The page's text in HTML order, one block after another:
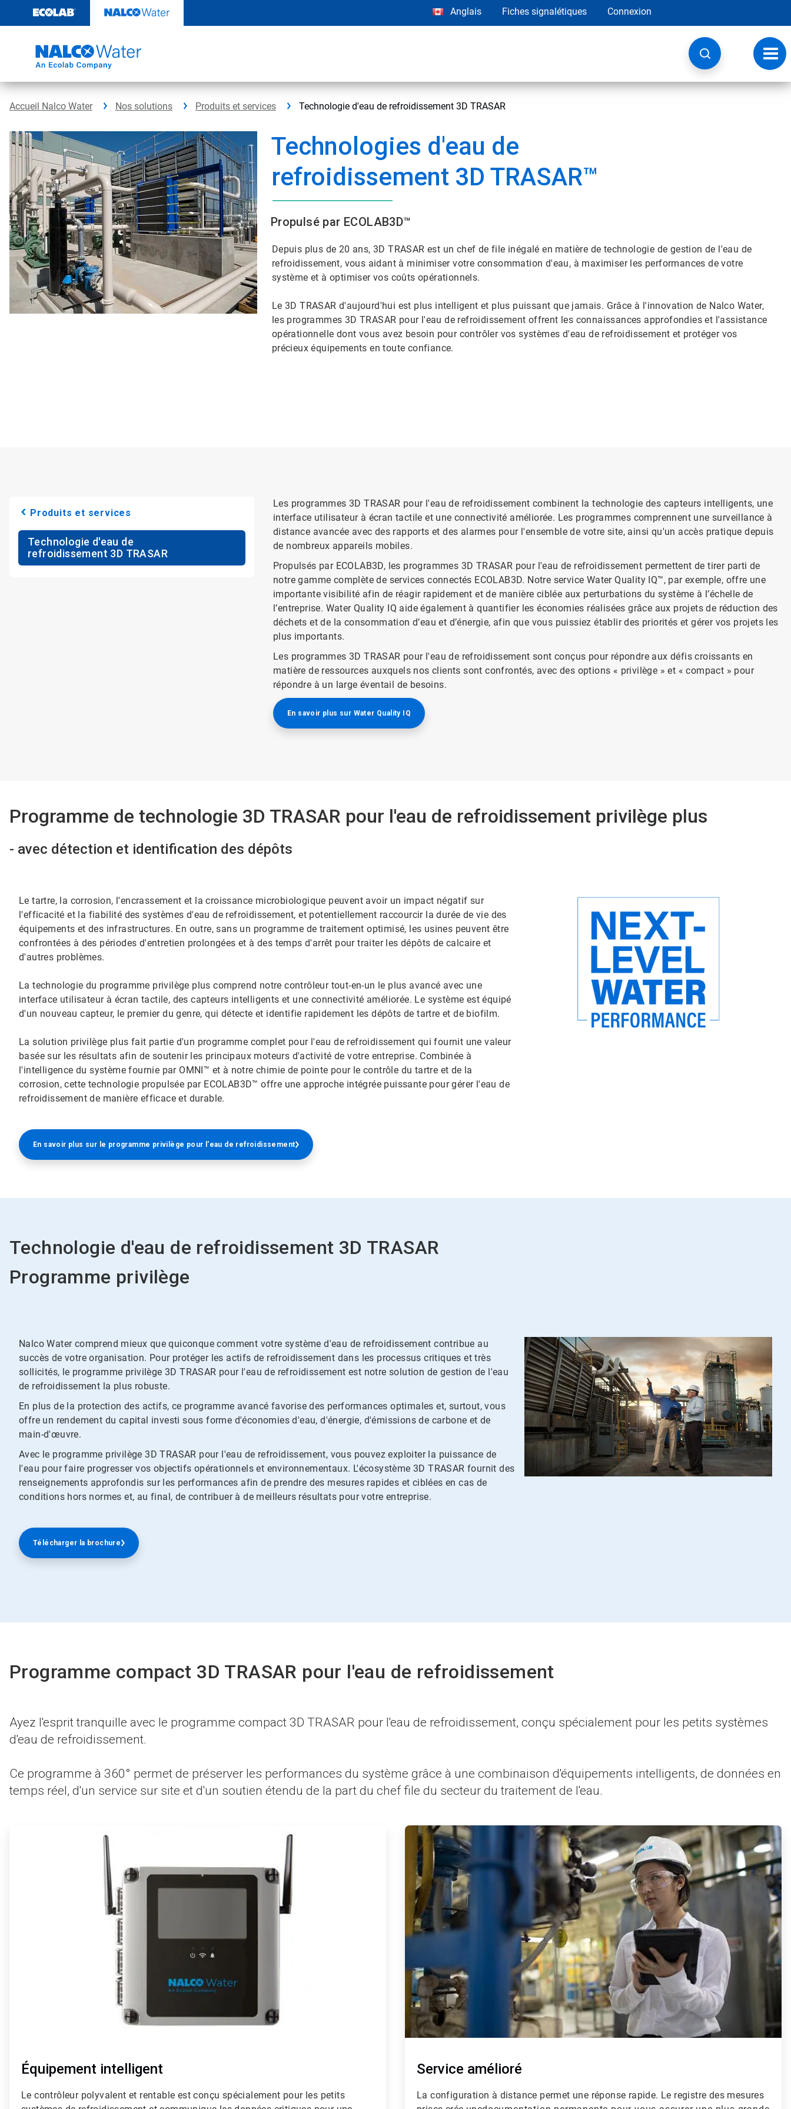
contenu​​​​​​​
Anglais Fiches signalétiques Connexion
à
Accueil Nalco Water Nos solutions Produits et services Technologie d'eau de refroidissement 3D TRASAR
Technologies d'eau de
refroidissement 3D TRASAR™
Propulsé par ECOLAB3D™
Depuis plus de 20 ans, 3D TRASAR est un chef de file inégalé en matière de technologie de gestion de l'eau de
refroidissement, vous aidant à minimiser votre consommation d'eau, à maximiser les performances de votre
système et à optimiser vos coûts opérationnels.
Le 3D TRASAR d'aujourd'hui est plus intelligent et plus puissant que jamais. Grâce à l'innovation de Nalco Water,
les programmes 3D TRASAR pour l'eau de refroidissement offrent les connaissances approfondies et l'assistance
opérationnelle dont vous avez besoin pour contrôler vos systèmes d'eau de refroidissement et protéger vos
précieux équipements en toute confiance.
Produits et services
Technologie d'eau de
refroidissement 3D TRASAR
Les programmes 3D TRASAR pour l'eau de refroidissement combinent la technologie des capteurs intelligents, une
interface utilisateur à écran tactile et une connectivité améliorée. Les programmes comprennent une surveillance à
distance avancée avec des rapports et des alarmes pour l'ensemble de votre site, ainsi qu'un accès pratique depuis
de nombreux appareils mobiles.
Propulsés par ECOLAB3D, les programmes 3D TRASAR pour l'eau de refroidissement permettent de tirer parti de
notre gamme complète de services connectés ECOLAB3D. Notre service Water Quality IQ™, par exemple, offre une
importante visibilité afin de réagir rapidement et de manière ciblée aux perturbations du système à l’échelle de
l’entreprise. Water Quality IQ aide également à quantifier les économies réalisées grâce aux projets de réduction des
déchets et de la consommation d’eau et d’énergie, afin que vous puissiez établir des priorités et gérer vos projets les
plus importants.
Les programmes 3D TRASAR pour l'eau de refroidissement sont conçus pour répondre aux défis croissants en
matière de ressources auxquels nos clients sont confrontés, avec des options « privilège » et « compact » pour
répondre à un large éventail de besoins.
En savoir plus sur Water Quality IQ
Programme de technologie 3D TRASAR pour l'eau de refroidissement privilège plus
- avec détection et identification des dépôts​​​​​​​
Le tartre, la corrosion, l'encrassement et la croissance microbiologique peuvent avoir un impact négatif sur
l'efficacité et la fiabilité des systèmes d'eau de refroidissement, et potentiellement raccourcir la durée de vie des
équipements et des infrastructures.​​​​​​​ En outre, sans un programme de traitement optimisé, les usines peuvent être
confrontées à des périodes d'entretien prolongées et à des temps d'arrêt pour traiter les dépôts de calcaire et
d'autres problèmes.
La technologie du programme privilège plus comprend notre contrôleur tout-en-un le plus avancé avec une
interface utilisateur à écran tactile, des capteurs intelligents et une connectivité améliorée. Le système est équipé
d'un nouveau capteur, le premier du genre, qui détecte et identifie rapidement les dépôts de tartre et de biofilm. ​​​​​​​
La solution privilège plus fait partie d'un programme complet pour l'eau de refroidissement qui fournit une valeur
basée sur les résultats afin de soutenir les principaux moteurs d'activité de votre entreprise. Combinée à
l'intelligence du système fournie par OMNI™ et à notre chimie de pointe pour le contrôle du tartre et de la
corrosion, cette technologie propulsée par ECOLAB3D™ offre une approche intégrée puissante pour gérer l'eau de
refroidissement de manière efficace et durable.​​​​​​​
En savoir plus sur le programme privilège pour l'eau de refroidissement
Technologie d'eau de refroidissement 3D TRASAR
Programme privilège
Nalco Water comprend mieux que quiconque comment votre système d'eau de refroidissement contribue au
succès de votre organisation. Pour protéger les actifs de refroidissement dans les processus critiques et très
sollicités, le programme privilège 3D TRASAR pour l'eau de refroidissement est notre solution de gestion de l'eau
de refroidissement la plus robuste.
En plus de la protection des actifs, ce programme avancé favorise des performances optimales et, surtout, vous
offre un rendement du capital investi sous forme d'économies d'eau, d'énergie, d'émissions de carbone et de
main-d'œuvre.
Avec le programme privilège 3D TRASAR pour l'eau de refroidissement, vous pouvez exploiter la puissance de
l'eau pour faire progresser vos objectifs opérationnels et environnementaux. L'écosystème 3D TRASAR fournit des
renseignements approfondis sur les performances afin de prendre des mesures rapides et ciblées en cas de
conditions hors normes et, au final, de contribuer à de meilleurs résultats pour votre entreprise.
Télécharger la brochure
Programme compact 3D TRASAR pour l'eau de refroidissement
Ayez l'esprit tranquille avec le programme compact 3D TRASAR pour l'eau de refroidissement, conçu spécialement pour les petits systèmes
d'eau de refroidissement.
Ce programme à 360° permet de préserver les performances du système grâce à une combinaison d'équipements intelligents, de données en
temps réel, d'un service sur site et d'un soutien étendu de la part du chef file du secteur du traitement de l'eau.
Équipement intelligent
Le contrôleur polyvalent et rentable est conçu spécialement pour les petits
ArticleTile
Service amélioré
La configuration à distance permet une réponse rapide. Le registre des mesures